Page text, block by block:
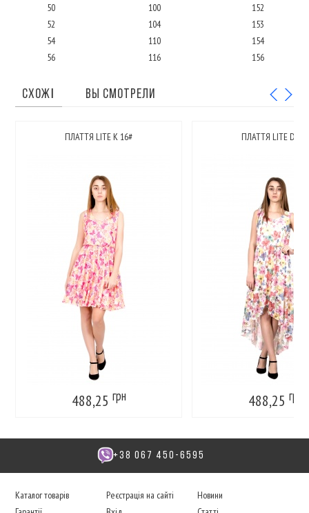
50
100
152
52
104
153
54
110
154
56
116 156
СХОЖІ ВЫ СМОТРЕЛИ
ПЛАТТЯ LITE K 16#
488,25 грн
ПЛАТТЯ LITE D 13#
488,25 грн
+38 067 450-6595
Каталог товарів
Реєстрація на сайті
Новини